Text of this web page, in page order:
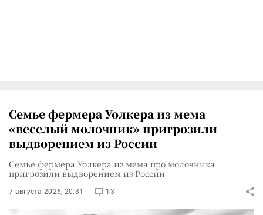
Семье фермера Уолкера из мема
«веселый молочник» пригрозили
выдворением из России
Семье фермера Уолкера из мема про молочника
пригрозили выдворением из России
7 августа 2026, 20:31 13